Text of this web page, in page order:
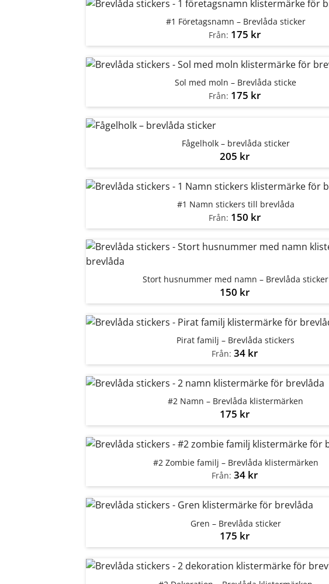
#1 Företagsnamn – Brevlåda sticker
Från: 175 kr
Sol med moln – Brevlåda sticke
Från: 175 kr
Fågelholk – brevlåda sticker
205 kr
#1 Namn stickers till brevlåda
Från: 150 kr
Stort husnummer med namn – Brevlåda sticker
150 kr
Pirat familj – Brevlåda stickers
Från: 34 kr
#2 Namn – Brevlåda klistermärken
175 kr
#2 Zombie familj – Brevlåda klistermärken
Från: 34 kr
Gren – Brevlåda sticker
175 kr